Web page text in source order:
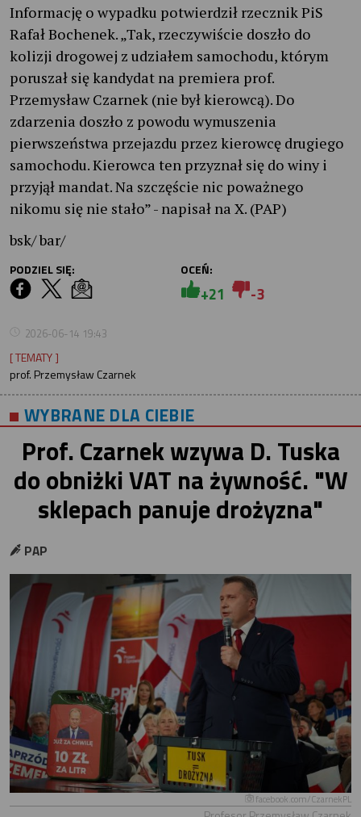
Informację o wypadku potwierdził rzecznik PiS
Rafał Bochenek. „Tak, rzeczywiście doszło do
kolizji drogowej z udziałem samochodu, którym
poruszał się kandydat na premiera prof.
Przemysław Czarnek (nie był kierowcą). Do
zdarzenia doszło z powodu wymuszenia
pierwszeństwa przejazdu przez kierowcę drugiego
samochodu. Kierowca ten przyznał się do winy i
przyjął mandat. Na szczęście nic poważnego
nikomu się nie stało” - napisał na X. (PAP)
bsk/ bar/
PODZIEL SIĘ: OCEŃ:
+21 -3
2026-06-14 19:43
[ TEMATY ]
prof. Przemysław Czarnek
WYBRANE DLA CIEBIE
Prof. Czarnek wzywa D. Tuska
do obniżki VAT na żywność. "W
sklepach panuje drożyzna"
PAP
facebook.com/CzarnekPL